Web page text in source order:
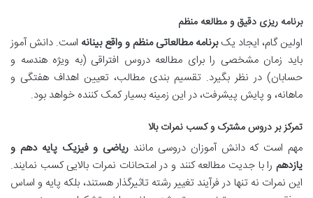
برنامه ریزی دقیق و مطالعه منظم
اولین گام، ایجاد یکبرنامه مطالعاتی منظم و واقع بینانه است. دانش آموز
باید زمان مشخصی را برای مطالعه دروس افتراقی (به ویژه هندسه و
حسابان) در نظر بگیرد. تقسیم بندی مطالب، تعیین اهداف هفتگی و
ماهانه، و پایش پیشرفت، در این زمینه بسیار کمک کننده خواهد بود.
تمرکز بر دروس مشترک و کسب نمرات بالا
مهم است که دانش آموزان دروسی مانند ریاضی و فیزیک پایه دهم و
یازدهم را با جدیت مطالعه کنند و در امتحانات نمرات بالایی کسب نمایند.
این نمرات نه تنها در فرآیند تغییر رشته تاثیرگذار هستند، بلکه پایه و اساس